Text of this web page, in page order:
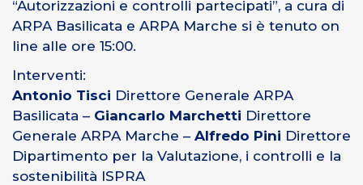
“Autorizzazioni e controlli partecipati”, a cura di
ARPA Basilicata e ARPA Marche si è tenuto on
line alle ore 15:00.
Interventi:
Antonio Tisci Direttore Generale ARPA
Basilicata – Giancarlo Marchetti Direttore
Generale ARPA Marche – Alfredo Pini Direttore
Dipartimento per la Valutazione, i controlli e la
sostenibilità ISPRA